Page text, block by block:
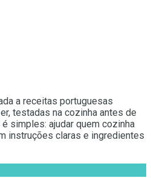
a receitas portuguesas
testadas na cozinha antes de
simples: ajudar quem cozinha
instruções claras e ingredientes